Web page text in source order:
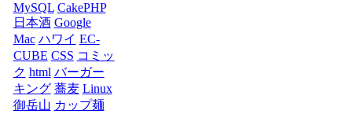
MySQL CakePHP
日本酒 Google
Mac ハワイ EC-
CUBE CSS コミッ
ク html バーガー
キング 蕎麦 Linux
御岳山 カップ麺